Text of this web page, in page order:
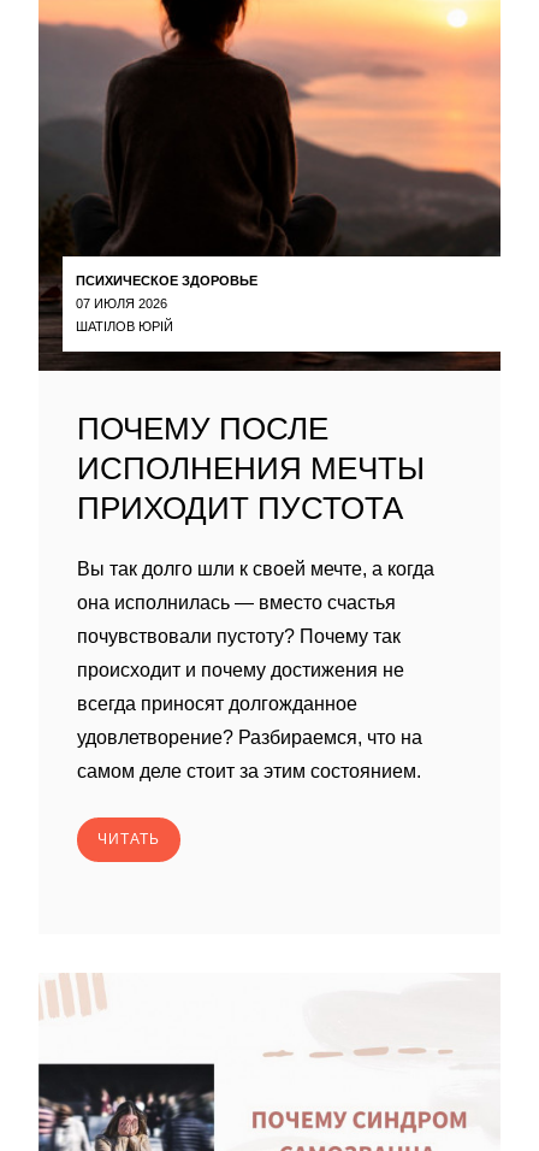
ПСИХИЧЕСКОЕ ЗДОРОВЬЕ
07 ИЮЛЯ 2026
ШАТІЛОВ ЮРІЙ
ПОЧЕМУ ПОСЛЕ
ИСПОЛНЕНИЯ МЕЧТЫ
ПРИХОДИТ ПУСТОТА
Вы так долго шли к своей мечте, а когда
она исполнилась — вместо счастья
почувствовали пустоту? Почему так
происходит и почему достижения не
всегда приносят долгожданное
удовлетворение? Разбираемся, что на
самом деле стоит за этим состоянием.
ЧИТАТЬ